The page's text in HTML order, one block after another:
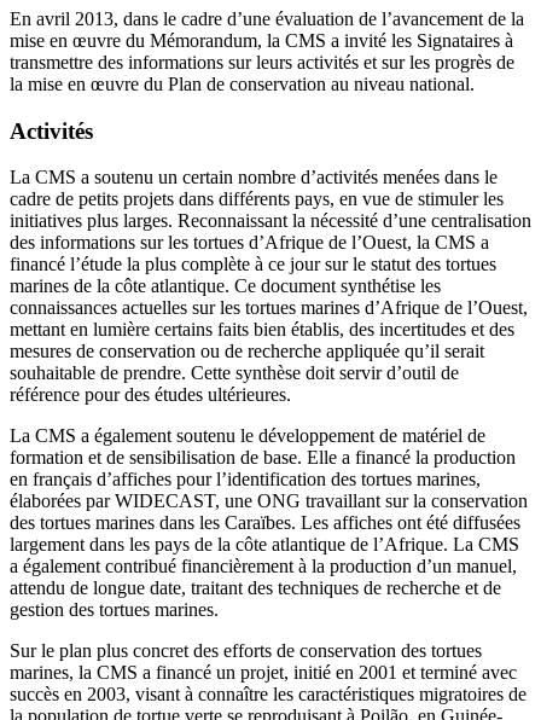
En avril 2013, dans le cadre d’une évaluation de l’avancement de la
mise en œuvre du Mémorandum, la CMS a invité les Signataires à
transmettre des informations sur leurs activités et sur les progrès de
la mise en œuvre du Plan de conservation au niveau national.
Activités
La CMS a soutenu un certain nombre d’activités menées dans le
cadre de petits projets dans différents pays, en vue de stimuler les
initiatives plus larges. Reconnaissant la nécessité d’une centralisation
des informations sur les tortues d’Afrique de l’Ouest, la CMS a
financé l’étude la plus complète à ce jour sur le statut des tortues
marines de la côte atlantique. Ce document synthétise les
connaissances actuelles sur les tortues marines d’Afrique de l’Ouest,
mettant en lumière certains faits bien établis, des incertitudes et des
mesures de conservation ou de recherche appliquée qu’il serait
souhaitable de prendre. Cette synthèse doit servir d’outil de
référence pour des études ultérieures.
La CMS a également soutenu le développement de matériel de
formation et de sensibilisation de base. Elle a financé la production
en français d’affiches pour l’identification des tortues marines,
élaborées par WIDECAST, une ONG travaillant sur la conservation
des tortues marines dans les Caraïbes. Les affiches ont été diffusées
largement dans les pays de la côte atlantique de l’Afrique. La CMS
a également contribué financièrement à la production d’un manuel,
attendu de longue date, traitant des techniques de recherche et de
gestion des tortues marines.
Sur le plan plus concret des efforts de conservation des tortues
marines, la CMS a financé un projet, initié en 2001 et terminé avec
succès en 2003, visant à connaître les caractéristiques migratoires de